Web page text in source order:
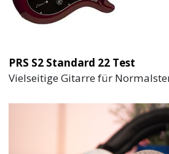
PRS S2 Standard 22 Test
Vielseitige Gitarre für